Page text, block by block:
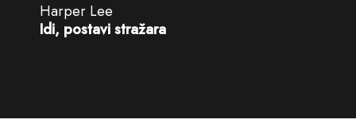
Harper Lee
Idi, postavi stražara